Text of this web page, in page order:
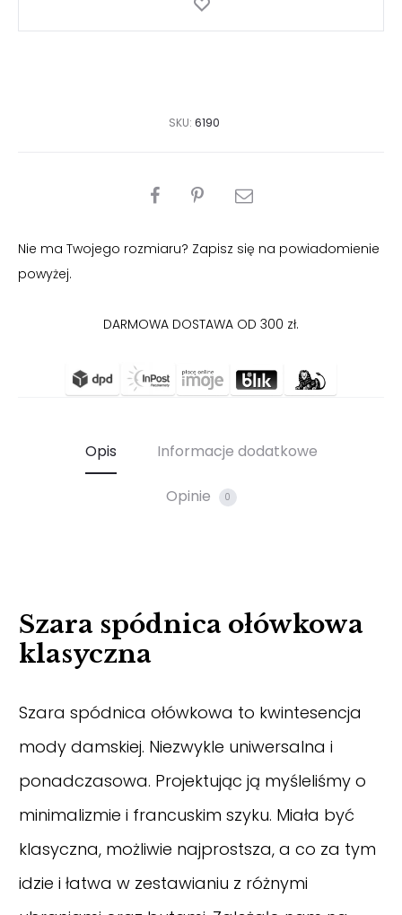
SKU: 6190
PODZIEL
Nie ma Twojego rozmiaru? Zapisz się na powiadomienie
powyżej.
DARMOWA DOSTAWA OD 300 zł.
Opis Informacje dodatkowe
Opinie 0
Szara spódnica ołówkowa
klasyczna
Szara spódnica ołówkowa to kwintesencja
mody damskiej. Niezwykle uniwersalna i
ponadczasowa. Projektując ją myśleliśmy o
minimalizmie i francuskim szyku. Miała być
klasyczna, możliwie najprostsza, a co za tym
idzie i łatwa w zestawianiu z różnymi